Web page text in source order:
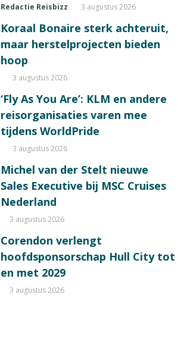
Redactie Reisbizz 3 augustus 2026
Koraal Bonaire sterk achteruit,
maar herstelprojecten bieden
hoop
3 augustus 2026
‘Fly As You Are’: KLM en andere
reisorganisaties varen mee
tijdens WorldPride
3 augustus 2026
Michel van der Stelt nieuwe
Sales Executive bij MSC Cruises
Nederland
3 augustus 2026
Corendon verlengt
hoofdsponsorschap Hull City tot
en met 2029
3 augustus 2026